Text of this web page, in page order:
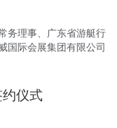
务理事、广东省游艇行
国际会展集团有限公司
仪式